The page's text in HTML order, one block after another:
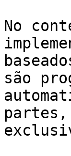
No
são
partes,